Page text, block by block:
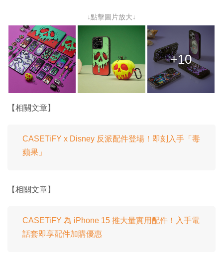
↓點擊圖片放大↓
+10
【相關文章】
CASETiFY x Disney 反派配件登場！即刻入手「毒
蘋果」
【相關文章】
CASETiFY 為 iPhone 15 推大量實用配件！入手電
話套即享配件加購優惠